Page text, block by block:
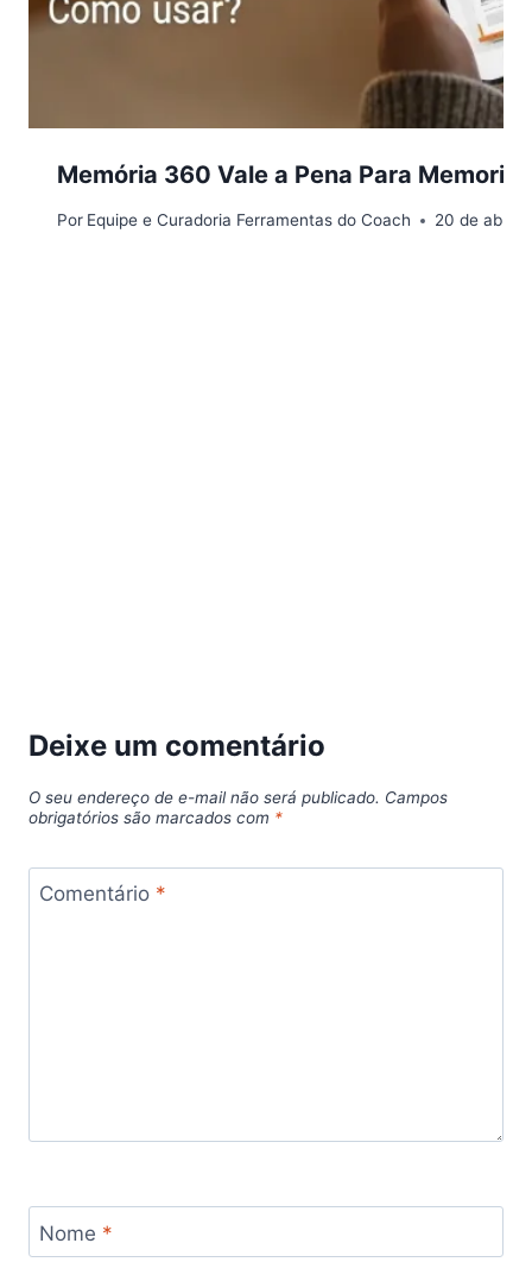
Memória 360 Vale a Pena Para
Por Equipe e Curadoria Ferramentas do Coach 20 de abril
Deixe um comentário
O seu endereço de e-mail não será publicado. Campos
obrigatórios são marcados com *
Comentário *
Nome *